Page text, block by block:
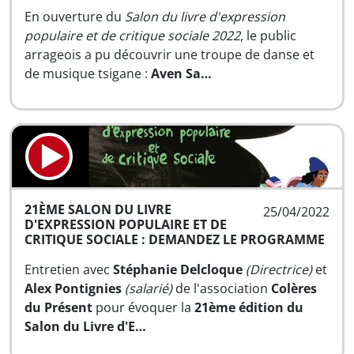
En ouverture du Salon du livre d'expression
populaire et de critique sociale 2022, le public
arrageois a pu découvrir une troupe de danse et
de musique tsigane : Aven Sa…
25/04/2022
21ÈME SALON DU LIVRE
D'EXPRESSION POPULAIRE ET DE
CRITIQUE SOCIALE : DEMANDEZ LE PROGRAMME
Entretien avec Stéphanie Delcloque (Directrice)et
Alex Pontignies (salarié)de l'association Colères
du Présent pour évoquer la 21ème édition du
Salon du Livre d'E…